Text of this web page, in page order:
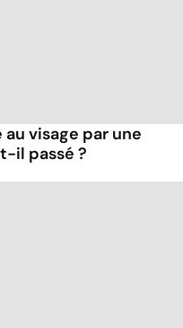
visage par une
il passé ?